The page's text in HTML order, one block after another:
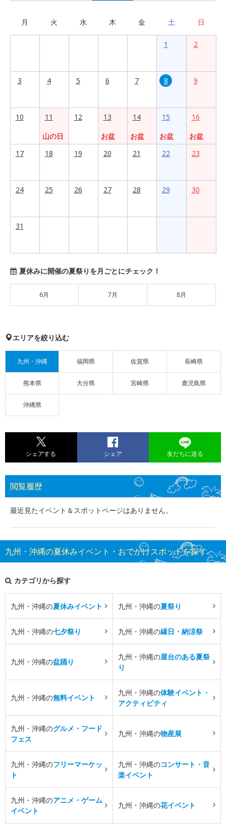
月 火 水 木 金 土 日
1 2
3 4 5 6 7 8 9
10
11
山の日
12
13
お盆
14
お盆
15
お盆
16
お盆
17
18 19 20 21 22 23
24 25 26 27 28 29 30
31
夏休みに開催の夏祭りを月ごとにチェック！
6月 7月 8月
エリアを絞り込む
九州・沖縄 福岡県 佐賀県 長崎県
熊本県 大分県 宮崎県 鹿児島県
沖縄県
シェアする シェア 友だちに送る
閲覧履歴
最近見たイベント＆スポットページはありません。
九州・沖縄の夏休みイベント・おでかけスポットを探す
カテゴリから探す
九州・沖縄の夏休みイベント 九州・沖縄の夏祭り
九州・沖縄の七夕祭り 九州・沖縄の縁日・納涼祭
九州・沖縄の盆踊り
九州・沖縄の屋台のある夏祭
り
九州・沖縄の無料イベント
九州・沖縄の体験イベント・
アクティビティ
九州・沖縄のグルメ・フード
フェス
九州・沖縄の物産展
九州・沖縄のフリーマーケッ
ト
九州・沖縄のコンサート・音
楽イベント
九州・沖縄のアニメ・ゲーム
イベント
九州・沖縄の花イベント